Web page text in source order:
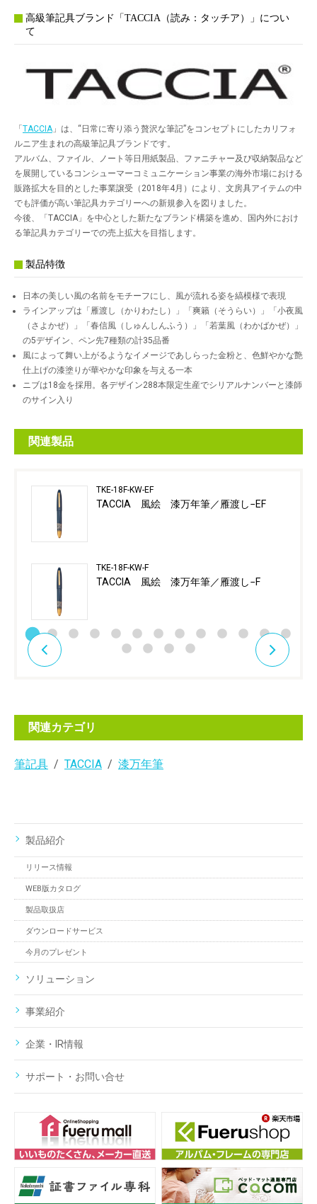
高級筆記具ブランド「TACCIA（読み：タッチア）」につい
て
「 TACCIA」は、“日常に寄り添う贅沢な筆記”をコンセプトにしたカリフォ
ルニア生まれの高級筆記具ブランドです。
アルバム、ファイル、ノート等日用紙製品、ファニチャー及び収納製品など
を展開しているコンシューマーコミュニケーション事業の海外市場における
販路拡大を目的とした事業譲受（2018年4月）により、文房具アイテムの中
でも評価が高い筆記具カテゴリーへの新規参入を図りました。
今後、「TACCIA」を中心とした新たなブランド構築を進め、国内外におけ
る筆記具カテゴリーでの売上拡大を目指します。
製品特徴
日本の美しい風の名前をモチーフにし、風が流れる姿を縞模様で表現
ラインアップは「雁渡し（かりわたし）」「爽籟（そうらい）」「小夜風
（さよかぜ）」「春信風（しゅんしんふう）」「若葉風（わかばかぜ）」
の5デザイン、ペン先7種類の計35品番
風によって舞い上がるようなイメージであしらった金粉と、色鮮やかな艶
仕上げの漆塗りが華やかな印象を与える一本
ニブは18金を採用。各デザイン288本限定生産でシリアルナンバーと漆師
のサイン入り
関連製品
TKE-18F-KW-EF
TACCIA 風絵 漆万年筆／雁渡し−EF
TKE-18F-KW-F
TACCIA 風絵 漆万年筆／雁渡し−F
関連カテゴリ
筆記具 TACCIA 漆万年筆
製品紹介
リリース情報
WEB版カタログ
製品取扱店
ダウンロードサービス
今月のプレゼント
ソリューション
事業紹介
企業・IR情報
サポート・お問い合せ